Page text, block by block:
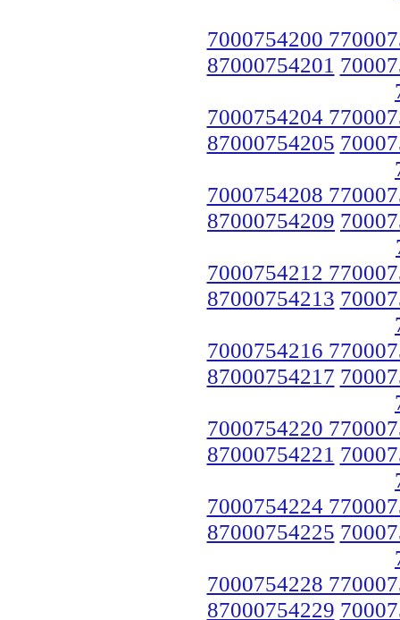
7000754200
87000754201
7000754204
87000754205
7000754208
87000754209
7000754212
87000754213
7000754216
87000754217
7000754220
87000754221
7000754224
87000754225
7000754228
87000754229